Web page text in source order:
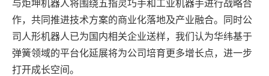
与炬坤机器人将围绕五指灵巧手和工业机器手进行战略合
作，共同推进技术方案的商业化落地及产业融合。同时公
司人形机器人已为国内相关企业送样，我们认为华纬基于
弹簧领域的平台化延展将为公司培育更多增长点，进一步
打开成长空间。